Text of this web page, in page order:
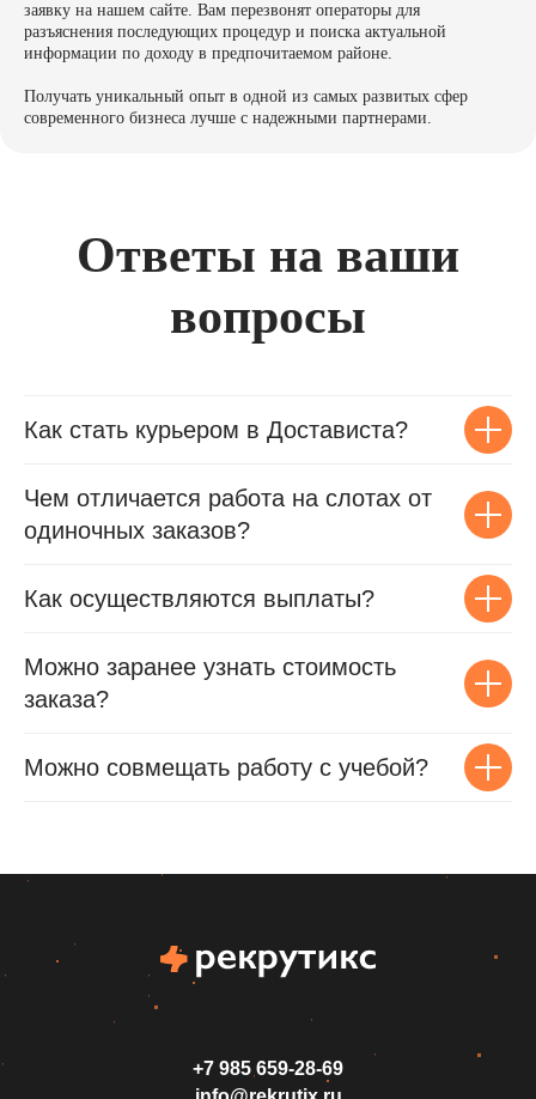
заявку на нашем сайте. Вам перезвонят операторы для
разъяснения последующих процедур и поиска актуальной
информации по доходу в предпочитаемом районе.
Получать уникальный опыт в одной из самых развитых сфер
современного бизнеса лучше с надежными партнерами.
Ответы на ваши
вопросы
Как стать курьером в Достависта?
Чем отличается работа на слотах от
одиночных заказов?
Как осуществляются выплаты?
Можно заранее узнать стоимость
заказа?
Можно совмещать работу с учебой?
+7 985 659‑28-69